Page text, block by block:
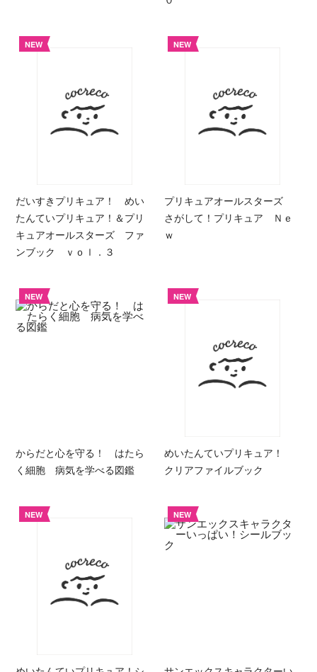
NEW
だいすきプリキュア！ めい
たんていプリキュア！＆プリ
キュアオールスターズ ファ
ンブック ｖｏｌ．３
NEW
プリキュアオールスターズ
さがして！プリキュア Ｎｅ
ｗ
NEW
からだと心を守る！ はたら
く細胞 病気を学べる図鑑
NEW
めいたんていプリキュア！
クリアファイルブック
NEW NEW